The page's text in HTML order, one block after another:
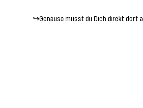
↪️Genauso musst du Dich direkt dort